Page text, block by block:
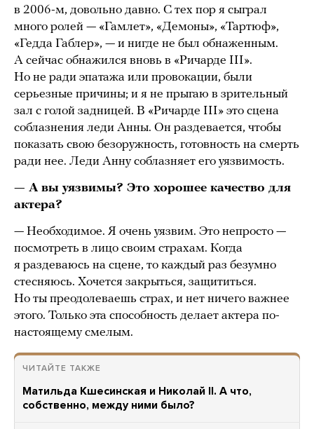
в 2006-м, довольно давно. С тех пор я сыграл
много ролей — «Гамлет», «Демоны», «Тартюф»,
«Гедда Габлер», — и нигде не был обнаженным.
А сейчас обнажился вновь в «Ричарде III».
Но не ради эпатажа или провокации, были
серьезные причины; и я не прыгаю в зрительный
зал с голой задницей. В «Ричарде III» это сцена
соблазнения леди Анны. Он раздевается, чтобы
показать свою безоружность, готовность на смерть
ради нее. Леди Анну соблазняет его уязвимость.
— А вы уязвимы? Это хорошее качество для
актера?
— Необходимое. Я очень уязвим. Это непросто —
посмотреть в лицо своим страхам. Когда
я раздеваюсь на сцене, то каждый раз безумно
стесняюсь. Хочется закрыться, защититься.
Но ты преодолеваешь страх, и нет ничего важнее
этого. Только эта способность делает актера по-
настоящему смелым.
ЧИТАЙТЕ ТАКЖЕ
Матильда Кшесинская и Николай II. А что,
собственно, между ними было?